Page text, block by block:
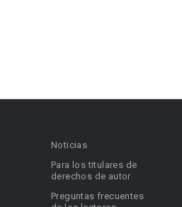
Noticias
Para los titulares de
derechos de autor
Preguntas frecuentes